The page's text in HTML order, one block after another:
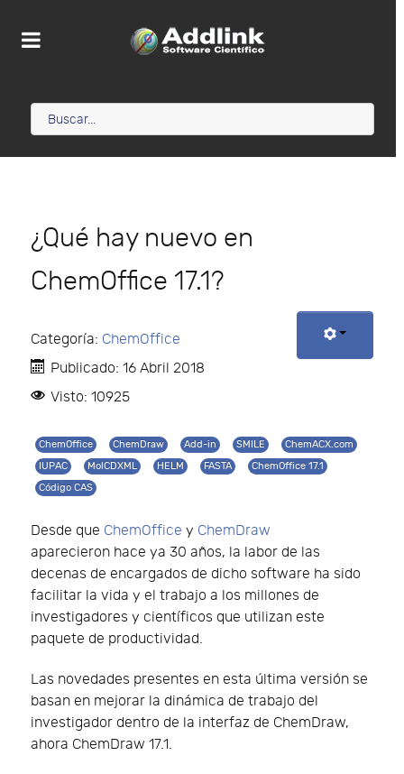
¿Qué hay nuevo en
ChemOffice 17.1?
Categoría: ChemOffice
Publicado: 16 Abril 2018
Visto: 10925
ChemOffice ChemDraw Add-in SMILE
ChemACX.com
IUPAC
MolCDXML HELM FASTA
ChemOffice 17.1
Código CAS
Desde que ChemOffice y ChemDraw
aparecieron hace ya 30 años, la labor de las
decenas de encargados de dicho software ha sido
facilitar la vida y el trabajo a los millones de
investigadores y científicos que utilizan este
paquete de productividad.
Las novedades presentes en esta última versión se
basan en mejorar la dinámica de trabajo del
investigador dentro de la interfaz de ChemDraw,
ahora ChemDraw 17.1.